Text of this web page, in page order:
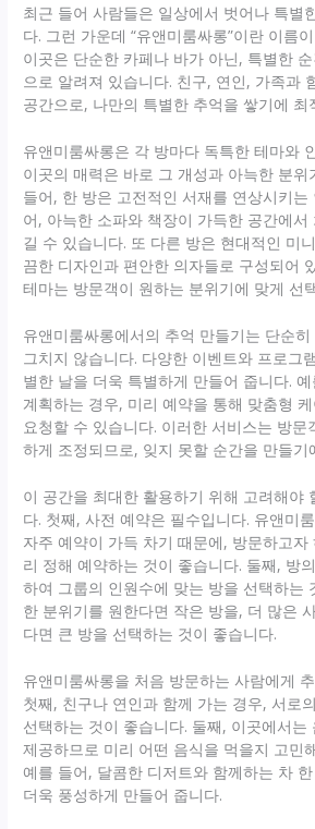
최근 들어 사람들은 일상에서 벗어나 특별
다. 그런 가운데 “유앤미룸싸롱”이란 이름
이곳은 단순한 카페나 바가 아닌, 특별한
으로 알려져 있습니다. 친구, 연인, 가족과
공간으로, 나만의 특별한 추억을 쌓기에 최
유앤미룸싸롱은 각 방마다 독특한 테마와
이곳의 매력은 바로 그 개성과 아늑한 분위
들어, 한 방은 고전적인 서재를 연상시키는
어, 아늑한 소파와 책장이 가득한 공간에서
길 수 있습니다. 또 다른 방은 현대적인 미
끔한 디자인과 편안한 의자들로 구성되어
테마는 방문객이 원하는 분위기에 맞게 선
유앤미룸싸롱에서의 추억 만들기는 단순
그치지 않습니다. 다양한 이벤트와 프로그
별한 날을 더욱 특별하게 만들어 줍니다.
계획하는 경우, 미리 예약을 통해 맞춤형
요청할 수 있습니다. 이러한 서비스는 방문
하게 조정되므로, 잊지 못할 순간을 만들기
이 공간을 최대한 활용하기 위해 고려해야
다. 첫째, 사전 예약은 필수입니다. 유앤미
자주 예약이 가득 차기 때문에, 방문하고자
리 정해 예약하는 것이 좋습니다. 둘째, 방
하여 그룹의 인원수에 맞는 방을 선택하는
한 분위기를 원한다면 작은 방을, 더 많은
다면 큰 방을 선택하는 것이 좋습니다.
유앤미룸싸롱을 처음 방문하는 사람에게
첫째, 친구나 연인과 함께 가는 경우, 서로
선택하는 것이 좋습니다. 둘째, 이곳에서는
제공하므로 미리 어떤 음식을 먹을지 고민
예를 들어, 달콤한 디저트와 함께하는 차
더욱 풍성하게 만들어 줍니다.